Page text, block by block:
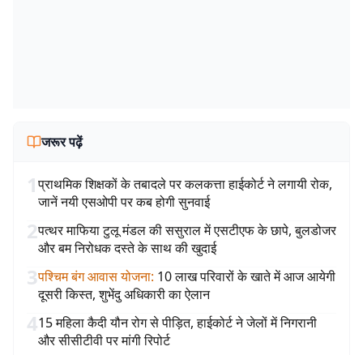
जरूर पढ़ें
1प्राथमिक शिक्षकों के तबादले पर कलकत्ता हाईकोर्ट ने लगायी रोक,
जानें नयी एसओपी पर कब होगी सुनवाई
2पत्थर माफिया टुलू मंडल की ससुराल में एसटीएफ के छापे, बुलडोजर
और बम निरोधक दस्ते के साथ की खुदाई
3पश्चिम बंग आवास योजना: 10 लाख परिवारों के खाते में आज आयेगी
दूसरी किस्त, शुभेंदु अधिकारी का ऐलान
415 महिला कैदी यौन रोग से पीड़ित, हाईकोर्ट ने जेलों में निगरानी
और सीसीटीवी पर मांगी रिपोर्ट